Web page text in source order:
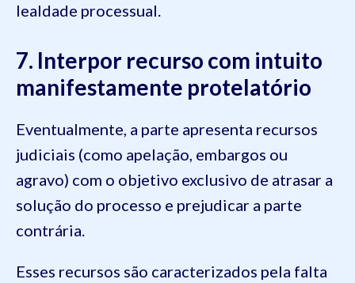
lealdade processual.
7. Interpor recurso com intuito
manifestamente protelatório
Eventualmente, a parte apresenta recursos
judiciais (como apelação, embargos ou
agravo) com o objetivo exclusivo de atrasar a
solução do processo e prejudicar a parte
contrária.
Esses recursos são caracterizados pela falta